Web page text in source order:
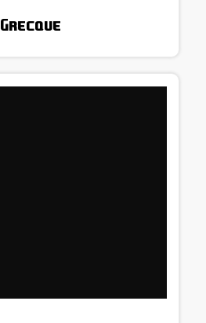
Grecque